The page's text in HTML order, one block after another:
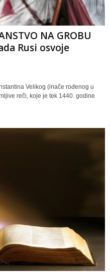
NA GROBU
Rusi osvoje
Velikog (inače rođenog u
reči, koje je tek 1440. godine